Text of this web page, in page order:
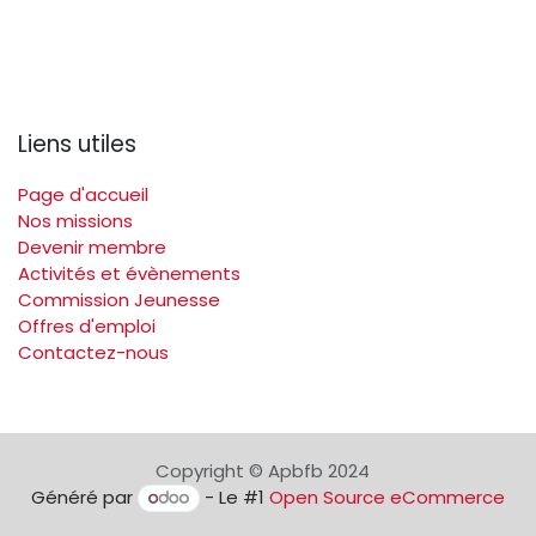
Liens utiles
Page d'accueil
Nos missions
Devenir membre
Activités et évènements
Commission Jeunesse
Offres d'emploi
Contactez-nous
Copyright © Apbfb 2024
Généré par
- Le #1 Open Source eCommerce